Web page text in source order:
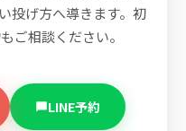
投げ方へ導きます。初
ご相談ください。
LINE予約